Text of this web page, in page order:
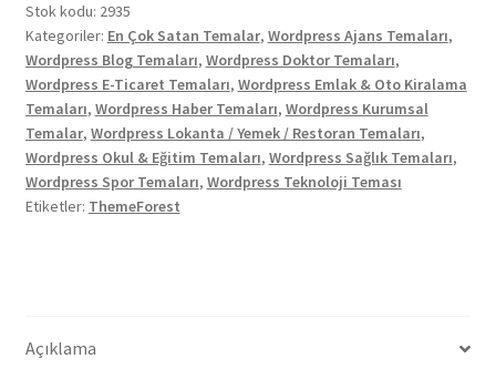
Stok kodu: 2935
Kategoriler: En Çok Satan Temalar, Wordpress Ajans Temaları,
Wordpress Blog Temaları, Wordpress Doktor Temaları,
Wordpress E-Ticaret Temaları, Wordpress Emlak & Oto Kiralama
Temaları, Wordpress Haber Temaları, Wordpress Kurumsal
Temalar, Wordpress Lokanta / Yemek / Restoran Temaları,
Wordpress Okul & Eğitim Temaları, Wordpress Sağlık Temaları,
Wordpress Spor Temaları, Wordpress Teknoloji Teması
Etiketler: ThemeForest
Açıklama